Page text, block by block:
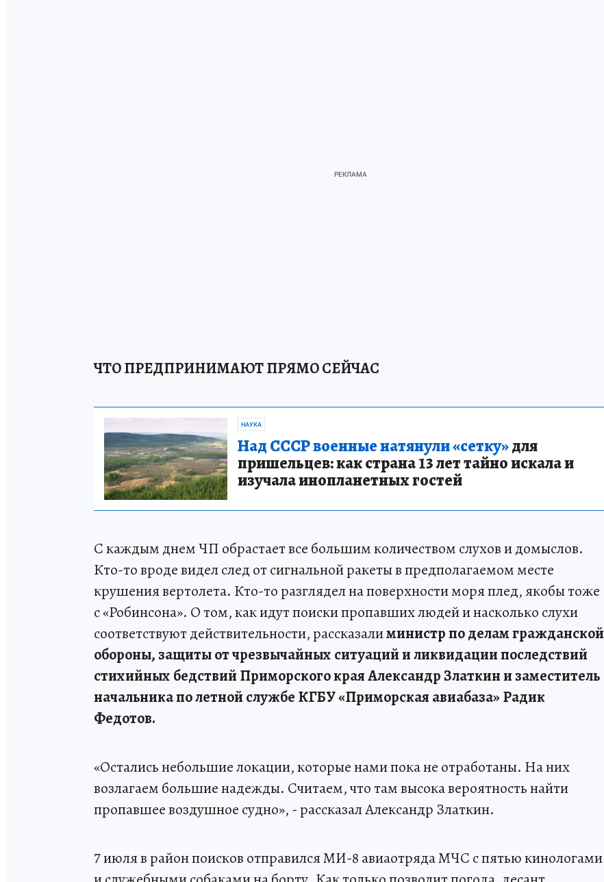
ЧТО ПРЕДПРИНИМАЮТ ПРЯМО СЕЙЧАС
НАУКА
Над СССР военные натянули «сетку»для
пришельцев: как страна 13 лет тайно искала и
изучала инопланетных гостей
С каждым днем ЧП обрастает все большим количеством слухов и домыслов.
Кто-то вроде видел след от сигнальной ракеты в предполагаемом месте
крушения вертолета. Кто-то разглядел на поверхности моря плед, якобы тоже
с «Робинсона». О том, как идут поиски пропавших людей и насколько слухи
соответствуют действительности, рассказалиминистр по делам гражданской
обороны, защиты от чрезвычайных ситуаций и ликвидации последствий
стихийных бедствий Приморского края Александр Златкин и заместитель
начальника по летной службе КГБУ «Приморская авиабаза» Радик
Федотов.
«Остались небольшие локации, которые нами пока не отработаны. На них
возлагаем большие надежды. Считаем, что там высока вероятность найти
пропавшее воздушное судно», - рассказал Александр Златкин.
7 июля в район поисков отправился МИ-8 авиаотряда МЧС с пятью кинологами